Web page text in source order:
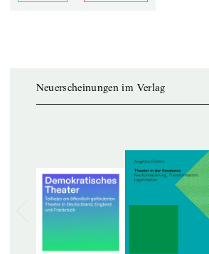
Neuerscheinungen im Verlag